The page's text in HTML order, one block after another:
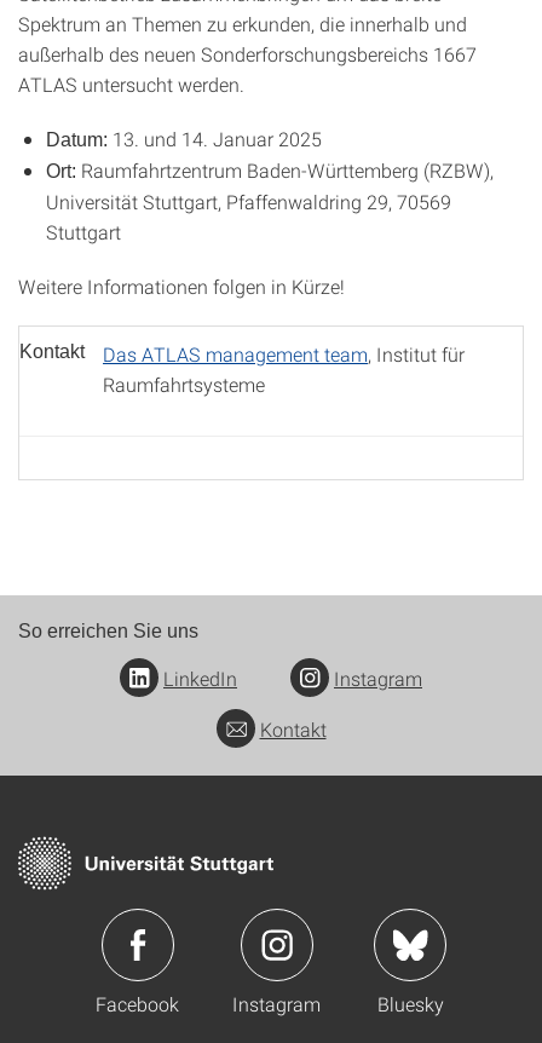
Spektrum an Themen zu erkunden, die innerhalb und
außerhalb des neuen Sonderforschungsbereichs 1667
ATLAS untersucht werden.
Datum: 13. und 14. Januar 2025
Ort: Raumfahrtzentrum Baden-Württemberg (RZBW),
Universität Stuttgart, Pfaffenwaldring 29, 70569
Stuttgart
Weitere Informationen folgen in Kürze!
Kontakt Das ATLAS management team, Institut für
Raumfahrtsysteme
So erreichen Sie uns
LinkedIn
Instagram
Kontakt
Facebook Instagram Bluesky